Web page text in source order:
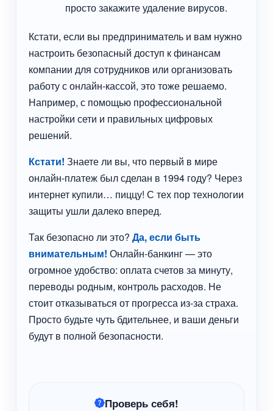
просто закажите удаление вирусов.
Кстати, если вы предприниматель и вам нужно
настроить безопасный доступ к финансам
компании для сотрудников или организовать
работу с онлайн-кассой, это тоже решаемо.
Например, с помощью профессиональной
настройки сети и правильных цифровых
решений.
Кстати! Знаете ли вы, что первый в мире
онлайн-платеж был сделан в 1994 году? Через
интернет купили… пиццу! С тех пор технологии
защиты ушли далеко вперед.
Так безопасно ли это?Да, если быть
внимательным! Онлайн-банкинг — это
огромное удобство: оплата счетов за минуту,
переводы родным, контроль расходов. Не
стоит отказываться от прогресса из-за страха.
Просто будьте чуть бдительнее, и ваши деньги
будут в полной безопасности.
Проверь себя!